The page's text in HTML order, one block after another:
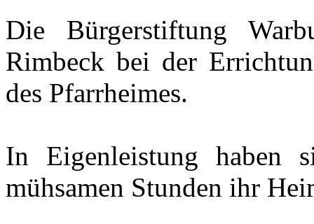
Die Bürgerstiftung
Rimbeck bei der
des Pfarrheimes.
In Eigenleistung haben
mühsamen Stunden ihr